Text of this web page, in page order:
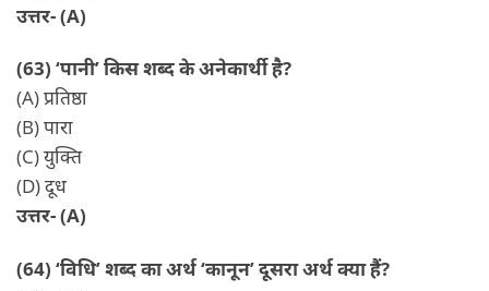
उत्तर- (A)
(63) ‘पानी’ किस शब्द के अनेकार्थी है?
(A) प्रतिष्ठा
(B) पारा
(C) युक्ति
(D) दूध
उत्तर- (A)
(64) ‘विधि’ शब्द का अर्थ ‘कानून’ दूसरा अर्थ क्या हैं?